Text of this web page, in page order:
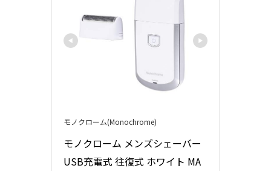
モノクローム(Monochrome)
モノクローム メンズシェーバー
USB充電式 往復式 ホワイト MA